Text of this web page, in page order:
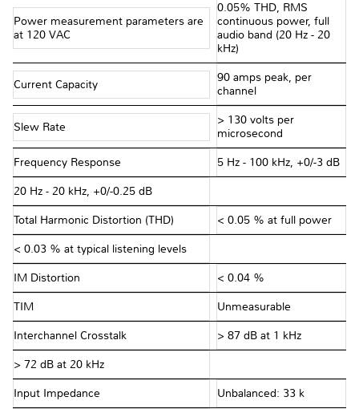
Power measurement parameters are
at 120 VAC
0.05% THD, RMS
continuous power, full
audio band (20 Hz - 20
kHz)
Current Capacity
90 amps peak, per
channel
Slew Rate
> 130 volts per
microsecond
Frequency Response 5 Hz - 100 kHz, +0/-3 dB
20 Hz - 20 kHz, +0/-0.25 dB
Total Harmonic Distortion (THD) < 0.05 % at full power
< 0.03 % at typical listening levels
IM Distortion < 0.04 %
TIM Unmeasurable
Interchannel Crosstalk > 87 dB at 1 kHz
> 72 dB at 20 kHz
Input Impedance Unbalanced: 33 kΩ